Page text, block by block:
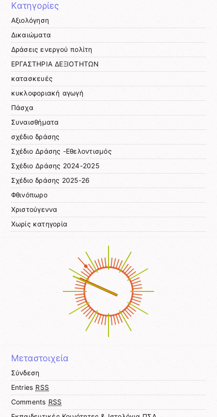
Kατηγορίες
Αξιολόγηση
Δικαιώματα
Δράσεις ενεργού πολίτη
ΕΡΓΑΣΤΗΡΙΑ ΔΕΞΙΟΤΗΤΩΝ
κατασκευές
κυκλοφοριακή αγωγή
Πάσχα
Συναισθήματα
σχέδιο δράσης
Σχέδιο Δράσης -Εθελοντισμός
Σχέδιο Δράσης 2024-2025
Σχέδιο δράσης 2025-26
Φθινόπωρο
Χριστούγεννα
Χωρίς κατηγορία
Μεταστοιχεία
Σύνδεση
Entries RSS
Comments RSS